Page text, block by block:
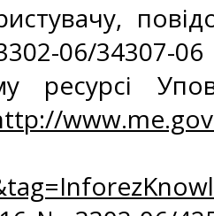
06/34307-
ресурсі